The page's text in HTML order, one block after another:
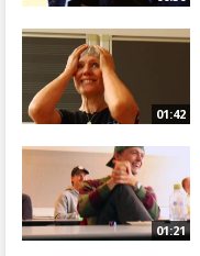
01:42
01:21